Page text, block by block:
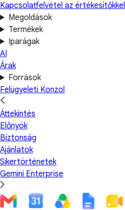
Kapcsolatfelvétel az értékesítőkkel
Megoldások
Termékek
Iparágak
AI
Árak
Források
Felügyeleti Konzol
Áttekintés
Előnyök
Biztonság
Ajánlatok
Sikertörténetek
Gemini Enterprise